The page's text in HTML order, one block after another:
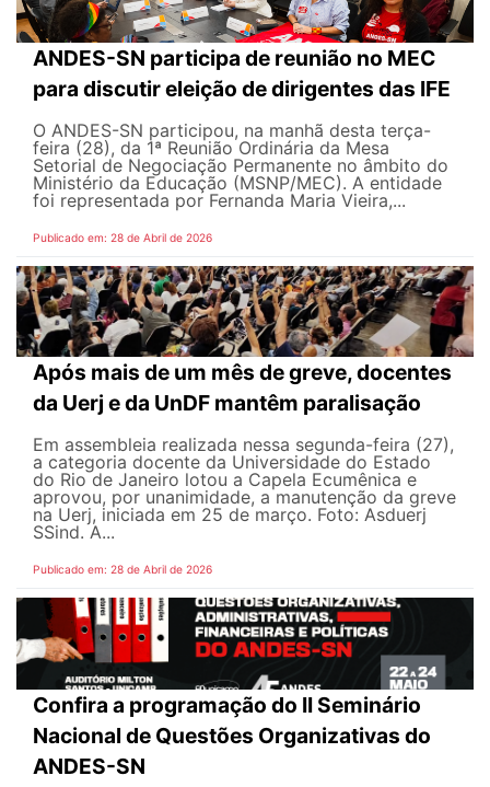
ANDES-SN participa de reunião no MEC
para discutir eleição de dirigentes das IFE
O ANDES-SN participou, na manhã desta terça-
feira (28), da 1ª Reunião Ordinária da Mesa
Setorial de Negociação Permanente no âmbito do
Ministério da Educação (MSNP/MEC). A entidade
foi representada por Fernanda Maria Vieira,...
Publicado em: 28 de Abril de 2026
Após mais de um mês de greve, docentes
da Uerj e da UnDF mantêm paralisação
Em assembleia realizada nessa segunda-feira (27),
a categoria docente da Universidade do Estado
do Rio de Janeiro lotou a Capela Ecumênica e
aprovou, por unanimidade, a manutenção da greve
na Uerj, iniciada em 25 de março. Foto: Asduerj
SSind. A...
Publicado em: 28 de Abril de 2026
Confira a programação do II Seminário
Nacional de Questões Organizativas do
ANDES-SN